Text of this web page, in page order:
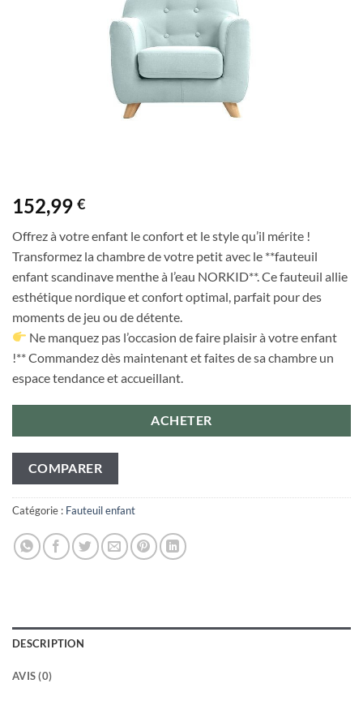
152,99 €
Offrez à votre enfant le confort et le style qu’il mérite !
Transformez la chambre de votre petit avec le **fauteuil
enfant scandinave menthe à l’eau NORKID**. Ce fauteuil allie
esthétique nordique et confort optimal, parfait pour des
moments de jeu ou de détente.
Ne manquez pas l’occasion de faire plaisir à votre enfant
!** Commandez dès maintenant et faites de sa chambre un
espace tendance et accueillant.
ACHETER
COMPARER
Catégorie : Fauteuil enfant
DESCRIPTION
AVIS (0)